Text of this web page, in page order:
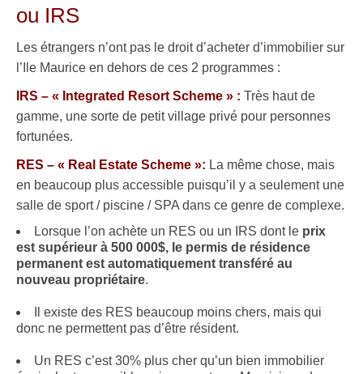
ou IRS
Les étrangers n’ont pas le droit d’acheter d’immobilier sur
l’Ile Maurice en dehors de ces 2 programmes :
IRS – « Integrated Resort Scheme » : Très haut de
gamme, une sorte de petit village privé pour personnes
fortunées.
RES – « Real Estate Scheme »: La même chose, mais
en beaucoup plus accessible puisqu’il y a seulement une
salle de sport / piscine / SPA dans ce genre de complexe.
Lorsque l’on achète un RES ou un IRS dont le prix
est supérieur à 500 000$, le permis de résidence
permanent est automatiquement transféré au
nouveau propriétaire.
Il existe des RES beaucoup moins chers, mais qui
donc ne permettent pas d’être résident.
Un RES c’est 30% plus cher qu’un bien immobilier